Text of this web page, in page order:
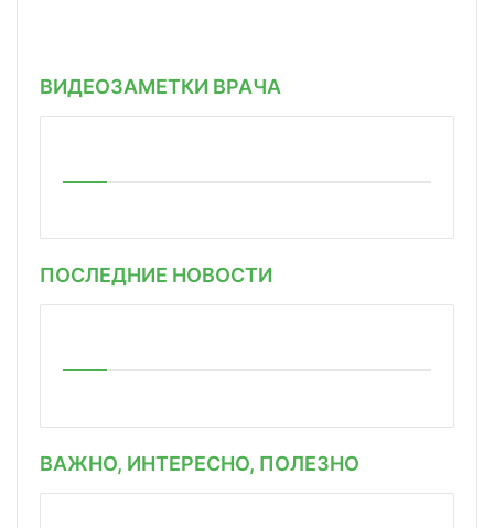
ВИДЕОЗАМЕТКИ ВРАЧА
ПОСЛЕДНИЕ НОВОСТИ
ВАЖНО, ИНТЕРЕСНО, ПОЛЕЗНО